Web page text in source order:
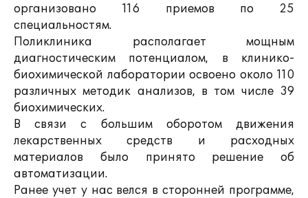
организовано 116 приемов по 25
специальностям.
Поликлиника располагает мощным
диагностическим потенциалом, в клинико-
биохимической лаборатории освоено около 110
различных методик анализов, в том числе 39
биохимических.
В связи с большим оборотом движения
лекарственных средств и расходных
материалов было принято решение об
автоматизации.
Ранее учет у нас велся в сторонней программе,